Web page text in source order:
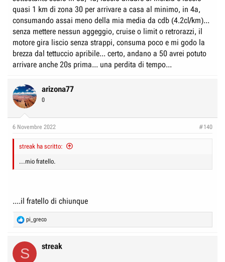
quasi 1 km di zona 30 per arrivare a casa al minimo, in 4a,
consumando assai meno della mia media da cdb (4.2cl/km)...
senza mettere nessun aggeggio, cruise o limit o retrorazzi, il
motore gira liscio senza strappi, consuma poco e mi godo la
brezza dal tettuccio apribile... certo, andano a 50 avrei potuto
arrivare anche 20s prima... una perdita di tempo...
arizona77
0
6 Novembre 2022 #140
streak ha scritto:
...mio fratello.
....il fratello di chiunque
R
e
t
pi_greco
S streak